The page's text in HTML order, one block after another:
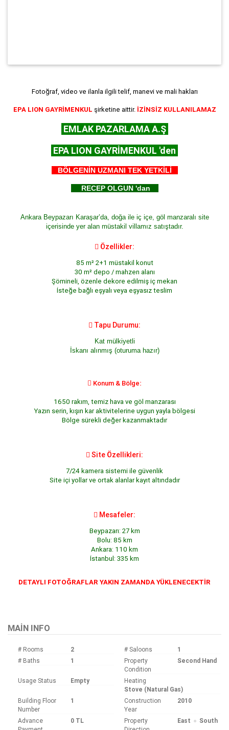
Fotoğraf, video ve ilanla ilgili telif, manevi ve mali hakları
EPA LION GAYRİMENKUL şirketine aittir. İZİNSİZ KULLANILAMAZ
EMLAK PAZARLAMA A.Ş
EPA LION GAYRİMENKUL 'den
BÖLGENİN UZMANI TEK YETKİLİ
RECEP OLGUN 'dan
Ankara Beypazarı Karaşar’da, doğa ile iç içe, göl manzaralı site
içerisinde yer alan müstakil villamız satıştadır.
 Özellikler:
85 m² 2+1 müstakil konut
30 m² depo / mahzen alanı
Şömineli, özenle dekore edilmiş iç mekan
İsteğe bağlı eşyalı veya eşyasız teslim
 Tapu Durumu:
Kat mülkiyetli
İskanı alınmış (oturuma hazır)
 Konum & Bölge:
1650 rakım, temiz hava ve göl manzarası
Yazın serin, kışın kar aktivitelerine uygun yayla bölgesi
Bölge sürekli değer kazanmaktadır
 Site Özellikleri:
7/24 kamera sistemi ile güvenlik
Site içi yollar ve ortak alanlar kayıt altındadır
 Mesafeler:
Beypazarı: 27 km
Bolu: 85 km
Ankara: 110 km
İstanbul: 335 km
DETAYLI FOTOĞRAFLAR YAKIN ZAMANDA YÜKLENECEKTİR
MAIN INFO
# Rooms 2 # Saloons
1
# Baths
1
Property
Condition
Second Hand
Usage Status Empty
Heating
Stove (Natural Gas)
Building Floor
Number
1
Construction
Year
2010
Advance
0 TL
Property
East South